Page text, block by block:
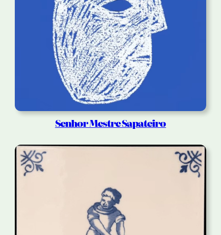
Senhor Mestre Sapateiro